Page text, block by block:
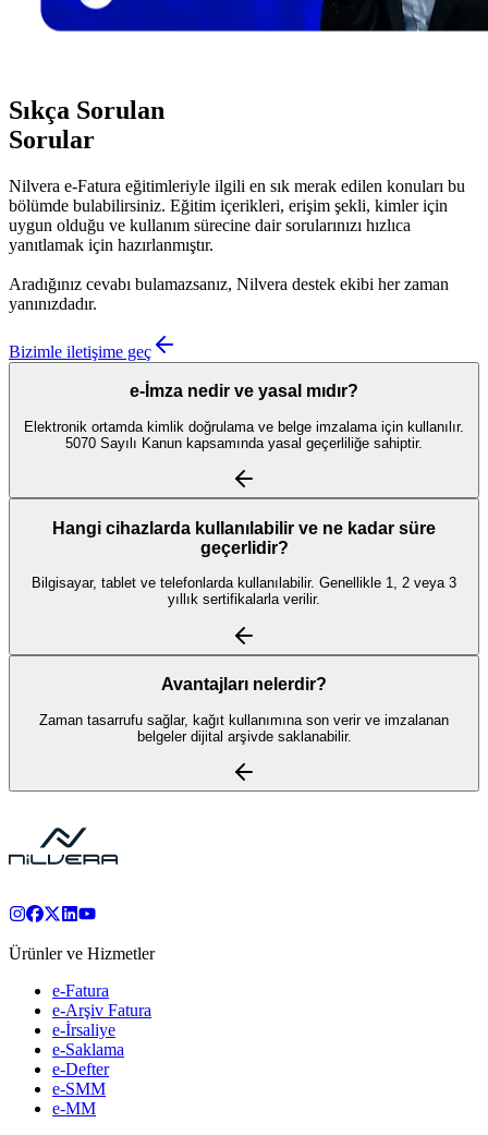
Sıkça Sorulan
Sorular
Nilvera e-Fatura eğitimleriyle ilgili en sık merak edilen konuları bu
bölümde bulabilirsiniz. Eğitim içerikleri, erişim şekli, kimler için
uygun olduğu ve kullanım sürecine dair sorularınızı hızlıca
yanıtlamak için hazırlanmıştır.
Aradığınız cevabı bulamazsanız, Nilvera destek ekibi her zaman
yanınızdadır.
Bizimle iletişime geç
e-İmza nedir ve yasal mıdır?
Elektronik ortamda kimlik doğrulama ve belge imzalama için kullanılır.
5070 Sayılı Kanun kapsamında yasal geçerliliğe sahiptir.
Hangi cihazlarda kullanılabilir ve ne kadar süre
geçerlidir?
Bilgisayar, tablet ve telefonlarda kullanılabilir. Genellikle 1, 2 veya 3
yıllık sertifikalarla verilir.
Avantajları nelerdir?
Zaman tasarrufu sağlar, kağıt kullanımına son verir ve imzalanan
belgeler dijital arşivde saklanabilir.
Ürünler ve Hizmetler
e-Fatura
e-Arşiv Fatura
e-İrsaliye
e-Saklama
e-Defter
e-SMM
e-MM